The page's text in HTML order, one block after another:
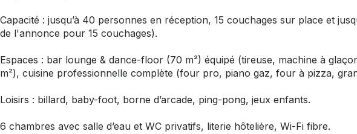
Capacité : jusqu’à 40 personnes en réception, 15 couchages sur place et
de l'annonce pour 15 couchages).
Espaces : bar lounge & dance-floor (70 m²) équipé (tireuse, machine à
m²), cuisine professionnelle complète (four pro, piano gaz, four à pizza,
Loisirs : billard, baby-foot, borne d’arcade, ping-pong, jeux enfants.
6 chambres avec salle d’eau et WC privatifs, literie hôtelière, Wi-Fi fibre.